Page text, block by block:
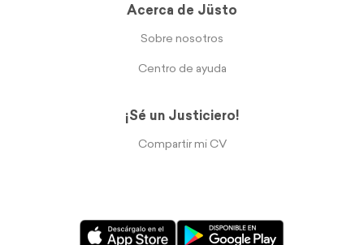
Acerca de Jüsto
Sobre nosotros
Centro de ayuda
¡Sé un Justiciero!
Compartir mi CV